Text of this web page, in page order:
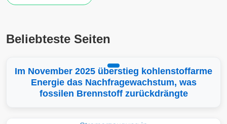
Beliebteste Seiten
Im November 2025 überstieg kohlenstoffarme
Energie das Nachfragewachstum, was
fossilen Brennstoff zurückdrängte